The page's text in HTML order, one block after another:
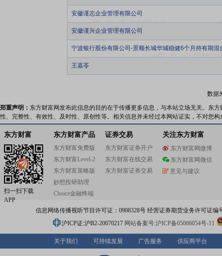
安徽谨志企业管理有限公司
安徽谨兴企业管理有限公司
宁波银行股份有限公司-景顺长城华城稳健6个月持有期混
王嘉苓
数据
郑重声明： 东方财富网发布此信息的目的在于传播更多信息，与本站立场无关。东
性、完整性、有效性、及时性、原创性等。相关信息并未经过本网站证实，不对您
东方财富
扫一扫下载
APP
东方财富产品
东方财富免费版
东方财富Level-2
东方财富策略版
妙想投研助理
Choice金融终端
证券交易
东方财富证券开户
东方财富在线交易
东方财富证券交易
关注东方财富
东方财富网微博
东方财富网微信
意见与建议
信息网络传播视听节目许可证：0908328号 经营证券期货业务许可证编
沪ICP证:沪B2-20070217 网站备案号:沪ICP备05006054号-11
关于我们 可持续发展 广告服务 供应商平台